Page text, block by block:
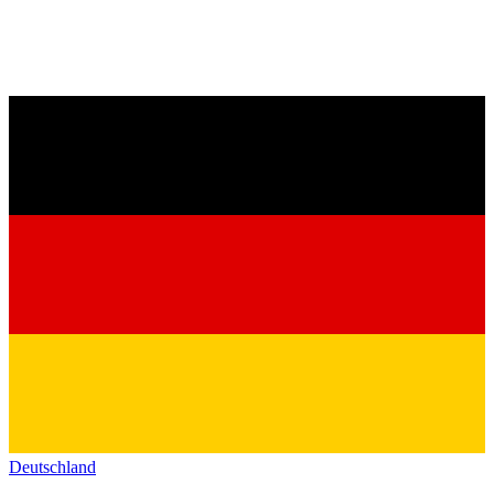
Deutschland